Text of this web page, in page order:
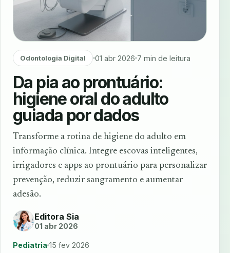
Odontologia Digital 01 abr 2026 7 min de leitura
Da pia ao prontuário:
higiene oral do adulto
guiada por dados
Transforme a rotina de higiene do adulto em
informação clínica. Integre escovas inteligentes,
irrigadores e apps ao prontuário para personalizar
prevenção, reduzir sangramento e aumentar
adesão.
Editora Sia
01 abr 2026
Pediatria 15 fev 2026